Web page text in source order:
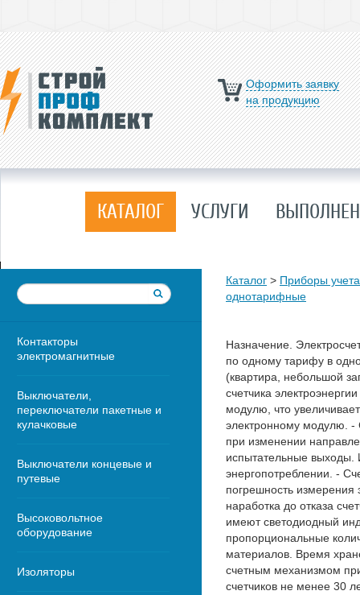
Оформить заявку
на продукцию
КАТАЛОГ УСЛУГИ
Контакторы
электромагнитные
Выключатели,
переключатели пакетные и
кулачковые
Выключатели концевые и
путевые
Высоковольтное
оборудование
Изоляторы
Каталог > Приборы
однотарифные
Назначение.
по одному тарифу в
(квартира, небольшой
счетчика
модулю, что
электронному модулю. -
при изменении
испытательные выходы.
энергопотреблении. -
погрешность измерения
наработка до отказа
имеют светодиодный
пропорциональные
материалов. Время
счетным механизмом
счетчиков не менее 30